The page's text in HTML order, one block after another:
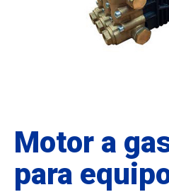
Motor a
para